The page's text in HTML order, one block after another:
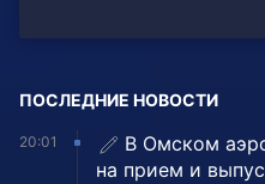
ПОСЛЕДНИЕ НОВОСТИ
20:01
В Омском
на прием и